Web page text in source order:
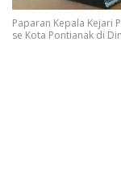
Paparan Kepala Kejari
se Kota Pontianak di